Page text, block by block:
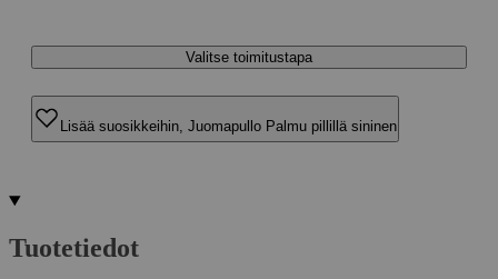
Valitse toimitustapa
Lisää suosikkeihin, Juomapullo Palmu pillillä sininen
Tuotetiedot